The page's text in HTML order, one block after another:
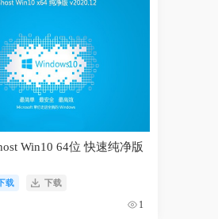
Win10 64位 快速纯净版
载 下载
1